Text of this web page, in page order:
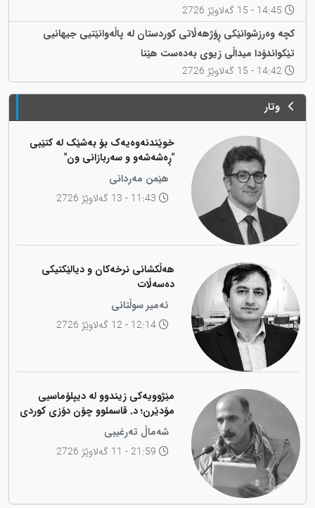
کچە وەرزشوانێکی ڕۆژهەڵاتی کوردستان لە پاڵەوانێتیی جیهانیی
تێکواندۆدا میداڵی زیوی بەدەست هێنا
وتار
خوێندنەوەیەک بۆ بەشێک لە کتێبی
"ڕەشەشەو و سەربازانی ون"
هێمن مەردانی
هەڵکشانی نرخەکان و دیالێکتیکی
دەسەڵات
ئەمیر سوڵتانی
12:14 - 12 گەلاوێژ 2726
مێژوویەکی زیندوو لە دیپلۆماسیی
مۆدێرن؛ د. قاسملوو چۆن دۆزی کوردی
لە شاخەوە گواستەوە بۆ ناوەندە
بڕیاردەرەکانی جیهان؟
شەماڵ تەرغیبی